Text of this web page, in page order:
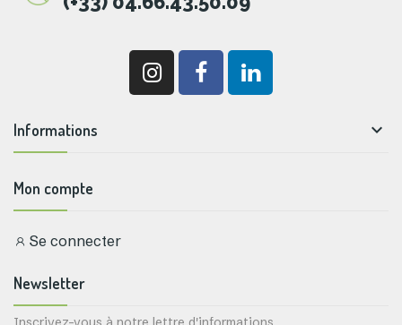
Informations 
Mon compte
Se connecter
Newsletter